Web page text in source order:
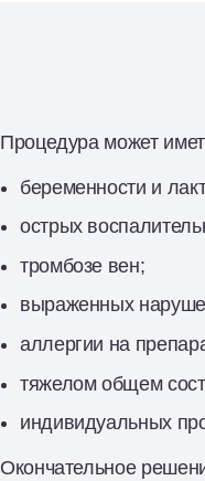
Процедура может
беременности и
острых
тромбозе вен;
выраженных
аллергии на
тяжелом общем
индивидуальных
Окончательное